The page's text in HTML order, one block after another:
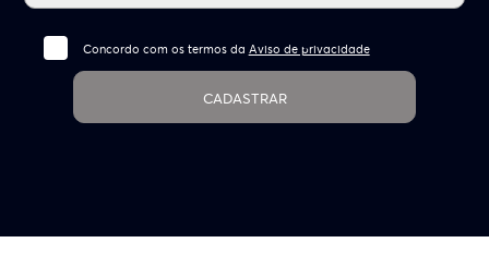
Concordo com os termos da Aviso de privacidade
CADASTRAR